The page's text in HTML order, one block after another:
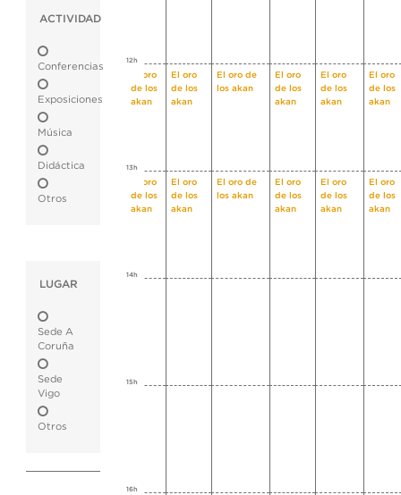
ACTIVIDAD
Conferencias
Exposiciones
Música
Didáctica
Otros
LUGAR
Sede A
Coruña
Sede
Vigo
Otros
12h
El oro
de los
akan
El oro
de los
akan
El oro de
los akan
El oro
de los
akan
El oro
de los
akan
El oro
de los
akan
13h
El oro
de los
akan
El oro
de los
akan
El oro de
los akan
El oro
de los
akan
El oro
de los
akan
El oro
de los
akan
14h
15h
16h